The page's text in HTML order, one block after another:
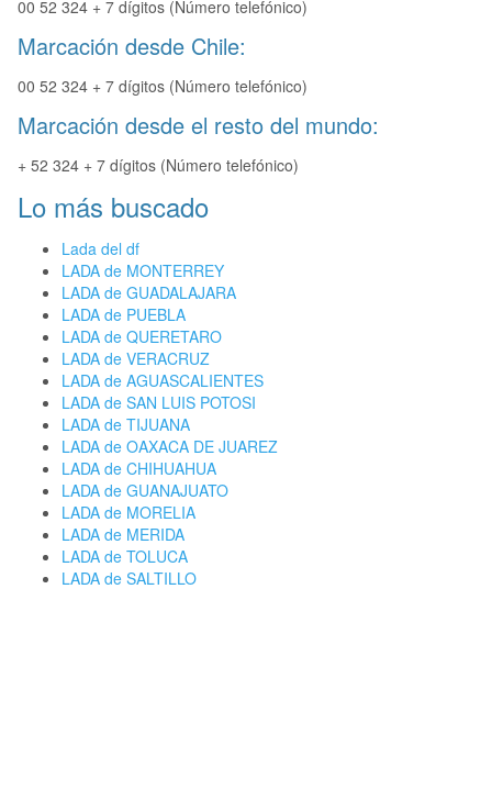
00 52 324 + 7 dígitos (Número telefónico)
Marcación desde Chile:
00 52 324 + 7 dígitos (Número telefónico)
Marcación desde el resto del mundo:
+ 52 324 + 7 dígitos (Número telefónico)
Lo más buscado
Lada del df
LADA de MONTERREY
LADA de GUADALAJARA
LADA de PUEBLA
LADA de QUERETARO
LADA de VERACRUZ
LADA de AGUASCALIENTES
LADA de SAN LUIS POTOSI
LADA de TIJUANA
LADA de OAXACA DE JUAREZ
LADA de CHIHUAHUA
LADA de GUANAJUATO
LADA de MORELIA
LADA de MERIDA
LADA de TOLUCA
LADA de SALTILLO